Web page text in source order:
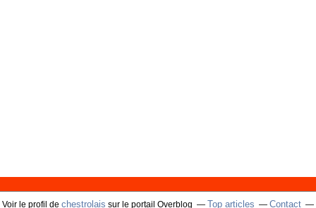
Voir le profil de chestrolais sur le portail Overblog Top articles Contact